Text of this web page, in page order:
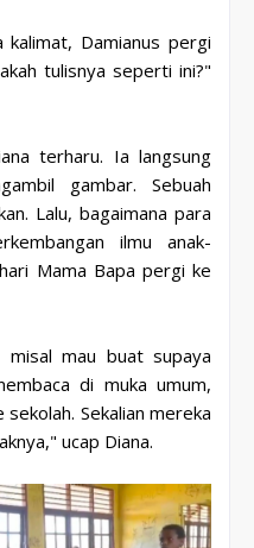
Damianus pergi
tulisnya seperti ini?"
terharu. Ia langsung
gambar. Sebuah
Lalu, bagaimana para
ilmu anak-
Mama Bapa pergi ke
mau buat supaya
di muka umum,
Sekalian mereka
ucap Diana.